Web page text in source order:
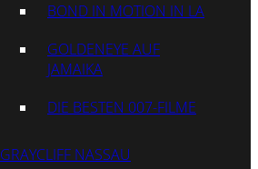
BOND IN MOTION IN LA
GOLDENEYE AUF
JAMAIKA
DIE BESTEN 007-FILME
GRAYCLIFF NASSAU